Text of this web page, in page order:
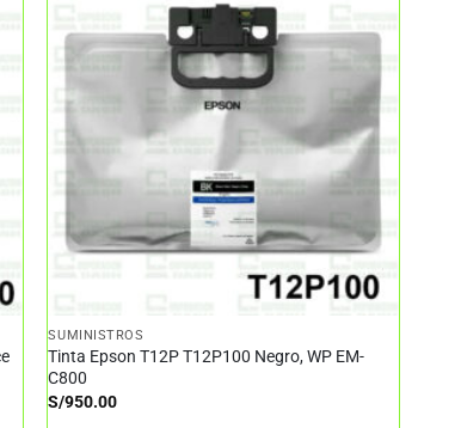
SUMINISTROS
Tinta Epson T12P T12P100 Negro, WP EM-
C800
S/950.00